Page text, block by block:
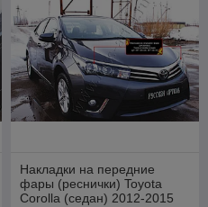
Накладки на передние
фары (реснички) Toyota
Corolla (седан) 2012-2015